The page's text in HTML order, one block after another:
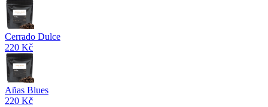
Cerrado Dulce
220 Kč
Añas Blues
220 Kč